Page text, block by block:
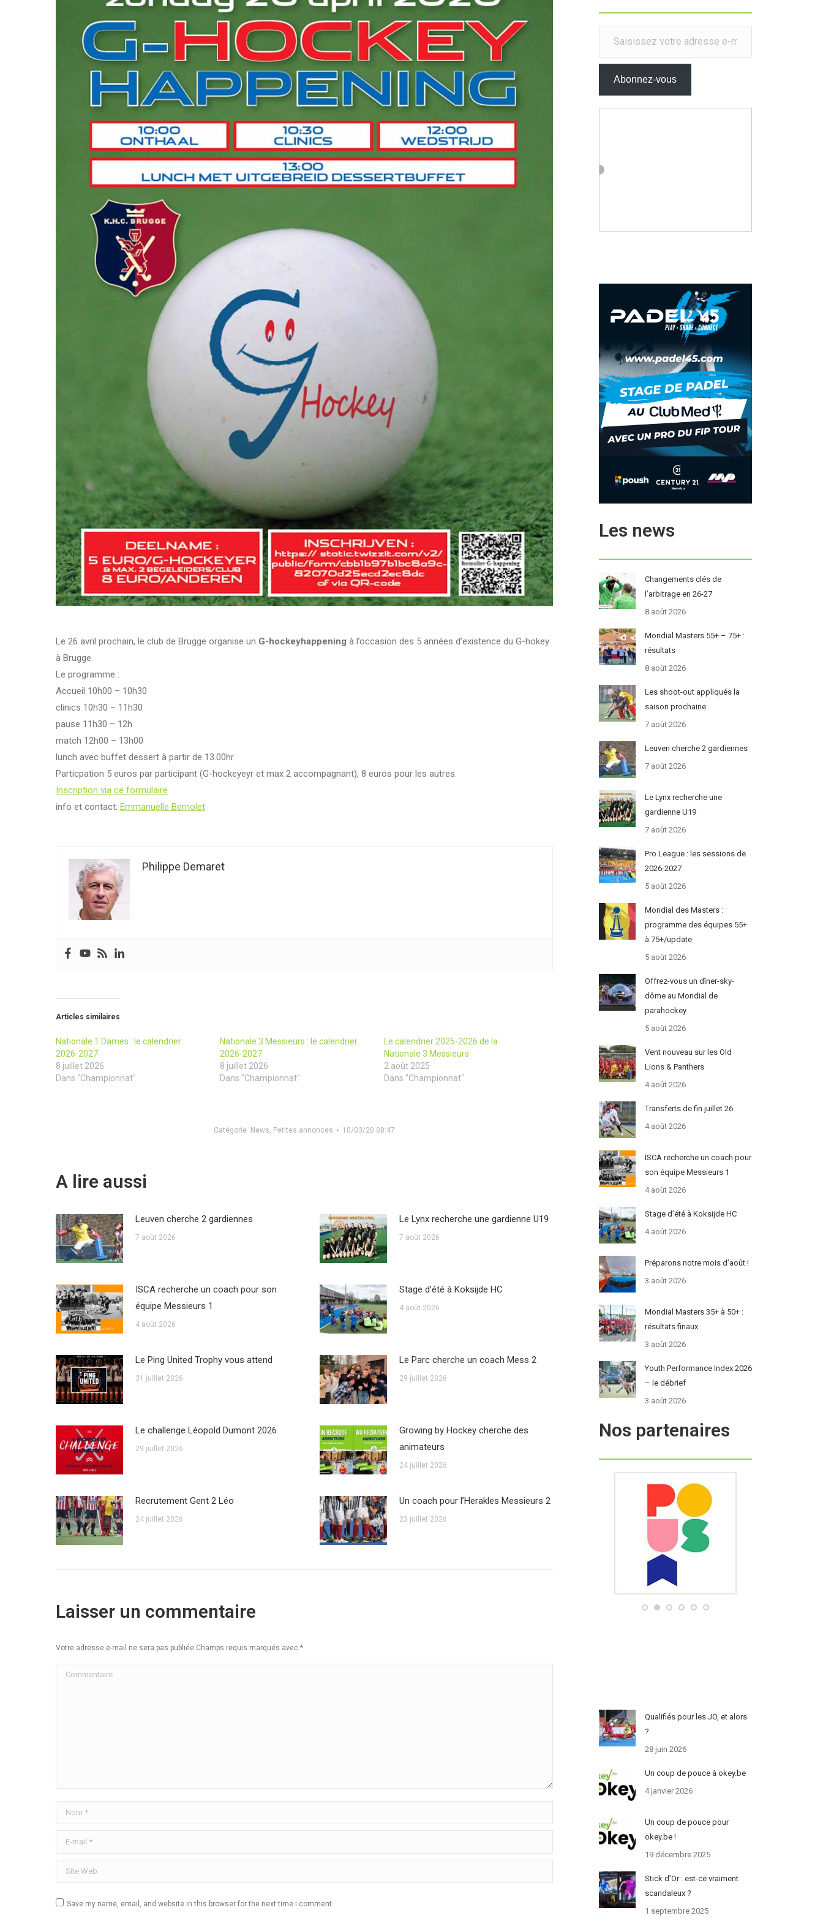
Le 26 avril prochain, le club de Brugge organise un G-hockeyhappening à l’occasion des 5 années d’existence du G-hokey
à Brugge.
Le programme :
Accueil 10h00 – 10h30
clinics 10h30 – 11h30
pause 11h30 – 12h
match 12h00 – 13h00
lunch avec buffet dessert à partir de 13.00hr
Particpation 5 euros par participant (G-hockeyeyr et max 2 accompagnant), 8 euros pour les autres.
Inscription via ce formulaire
info et contact: Emmanuelle Bernolet
Philippe Demaret
Articles similaires
Nationale 1 Dames : le calendrier
2026-2027
8 juillet 2026
Dans "Championnat"
Nationale 3 Messieurs : le calendrier
2026-2027
8 juillet 2026
Dans "Championnat"
Le calendrier 2025-2026 de la
Nationale 3 Messieurs
2 août 2025
Dans "Championnat"
Catégorie News Petites annonces 10/03/20 08:47
A lire aussi
Leuven cherche 2 gardiennes
7 août 2026
Le Lynx recherche une gardienne U19
7 août 2026
ISCA recherche un coach pour son
équipe Messieurs 1
4 août 2026
Stage d’été à Koksijde HC
4 août 2026
Le Ping United Trophy vous attend
31 juillet 2026
Le Parc cherche un coach Mess 2
29 juillet 2026
Le challenge Léopold Dumont 2026
29 juillet 2026
Growing by Hockey cherche des
animateurs
24 juillet 2026
Recrutement Gent 2 Léo
24 juillet 2026
Un coach pour l’Herakles Messieurs 2
23 juillet 2026
Laisser un commentaire
Votre adresse e-mail ne sera pas publiée Champs requis marqués avec *
Commentaire
Nom *
E-mail *
Site Web
Save my name, email, and website in this browser for the next time I comment.
Saisissez votre adresse e-mail…
Abonnez-vous
Les news
Changements clés de
l’arbitrage en 26-27
8 août 2026
Mondial Masters 55+ – 75+ :
résultats
8 août 2026
Les shoot-out appliqués la
saison prochaine
7 août 2026
Leuven cherche 2 gardiennes
7 août 2026
Le Lynx recherche une
gardienne U19
7 août 2026
Pro League : les sessions de
2026-2027
5 août 2026
Mondial des Masters :
programme des équipes 55+
à 75+/update
5 août 2026
Offrez-vous un dîner-sky-
dôme au Mondial de
parahockey
5 août 2026
Vent nouveau sur les Old
Lions & Panthers
4 août 2026
Transferts de fin juillet 26
4 août 2026
ISCA recherche un coach pour
son équipe Messieurs 1
4 août 2026
Stage d’été à Koksijde HC
4 août 2026
Préparons notre mois d’août !
3 août 2026
Mondial Masters 35+ à 50+ :
résultats finaux
3 août 2026
Youth Performance Index 2026
– le débrief
3 août 2026
Nos partenaires
Qualifiés pour les JO, et alors
?
28 juin 2026
Un coup de pouce à okey.be
4 janvier 2026
Un coup de pouce pour
okey.be !
19 décembre 2025
Stick d’Or : est-ce vraiment
scandaleux ?
1 septembre 2025